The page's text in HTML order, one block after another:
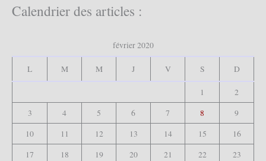
e
Calendrier des articles :
février 2020
L M M J V S D
1
2
3
4 5 6 7 8
9
10
11 12 13 14 15
16
17
18 19 20 21 22
23